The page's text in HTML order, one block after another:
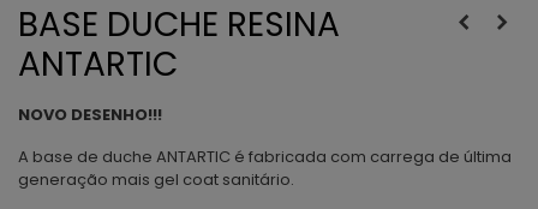
BASE DUCHE RESINA
ANTARTIC
NOVO DESENHO!!!
A base de duche ANTARTIC é fabricada com carrega de última
generação mais gel coat sanitário.